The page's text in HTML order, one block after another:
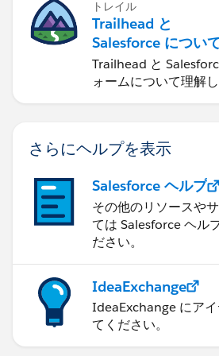
トレイル
Trailhead と
Salesforce につい
学ぶ
Trailhead と
ォームについて理解し
さらにヘルプを表示
Salesforce ヘルプ
その他のリソースや
ては Salesforce ヘル
ださい。
IdeaExchange
IdeaExchange にア
てください。